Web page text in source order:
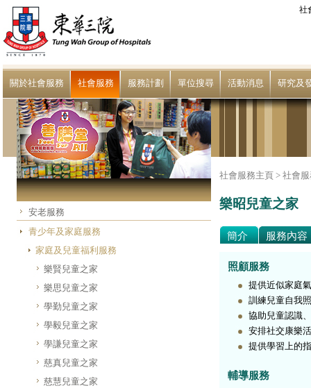
社
關於社會服務 社會服務 服務計劃 單位搜尋 活動消息 研究及
安老服務
青少年及家庭服務
家庭及兒童福利服務
樂賢兒童之家
樂思兒童之家
學勤兒童之家
學毅兒童之家
學謙兒童之家
慈真兒童之家
慈慧兒童之家
社會服務主頁 > 社會
樂昭兒童之家
簡介 服務內容
照顧服務
提供近似家庭
訓練兒童自我
協助兒童認識
安排社交康樂
提供學習上的
輔導服務